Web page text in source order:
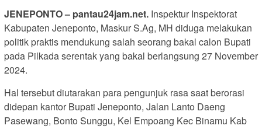
JENEPONTO – pantau24jam.net. Inspektur Inspektorat
Kabupaten Jeneponto, Maskur S.Ag, MH diduga melakukan
politik praktis mendukung salah seorang bakal calon Bupati
pada Pilkada serentak yang bakal berlangsung 27 November
2024.
Hal tersebut diutarakan para pengunjuk rasa saat berorasi
didepan kantor Bupati Jeneponto, Jalan Lanto Daeng
Pasewang, Bonto Sunggu, Kel Empoang Kec Binamu Kab